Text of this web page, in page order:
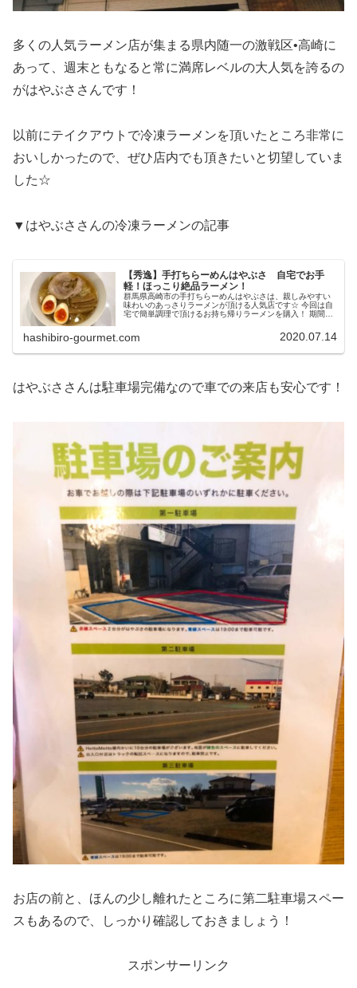
多くの人気ラーメン店が集まる県内随一の激戦区•高崎に
あって、週末ともなると常に満席レベルの大人気を誇るの
がはやぶささんです！
以前にテイクアウトで冷凍ラーメンを頂いたところ非常に
おいしかったので、ぜひ店内でも頂きたいと切望していま
した☆
▼はやぶささんの冷凍ラーメンの記事
【秀逸】手打ちらーめんはやぶさ 自宅でお手
軽！ほっこり絶品ラーメン！
群馬県高崎市の手打ちらーめんはやぶさは、親しみやすい
味わいのあっさりラーメンが頂ける人気店です☆ 今回は自
宅で簡単調理で頂けるお持ち帰りラーメンを購入！ 期間限
hashibiro-gourmet.com 2020.07.14
はやぶささんは駐車場完備なので車での来店も安心です！
お店の前と、ほんの少し離れたところに第二駐車場スペー
スもあるので、しっかり確認しておきましょう！
スポンサーリンク